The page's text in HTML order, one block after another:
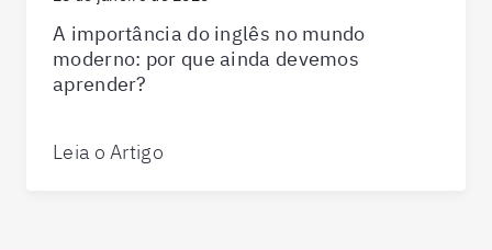
A importância do inglês no mundo
moderno: por que ainda devemos
aprender?
Leia o Artigo